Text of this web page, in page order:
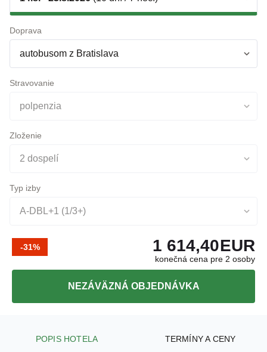
autobusom z Bratislava
Stravovanie
polpenzia
Zloženie
2 dospelí
Typ izby
A-DBL+1 (1/3+)
NEZÁVÄZNÁ OBJEDNÁVKA
KALKULÁCIA A OBJEDNÁVKA NA MAPE